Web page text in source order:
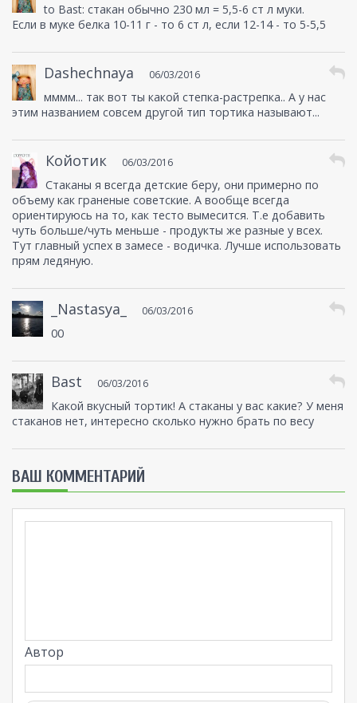
to Bast: стакан обычно 230 мл = 5,5-6 ст л муки.
Если в муке белка 10-11 г - то 6 ст л, если 12-14 - то 5-5,5
Dashechnaya 06/03/2016
мммм... так вот ты какой степка-растрепка.. А у нас
этим названием совсем другой тип тортика называют...
Койотик 06/03/2016
Стаканы я всегда детские беру, они примерно по
объему как граненые советские. А вообще всегда
ориентируюсь на то, как тесто вымесится. Т.е добавить
чуть больше/чуть меньше - продукты же разные у всех.
Тут главный успех в замесе - водичка. Лучше использовать
прям ледяную.
_Nastasya_ 06/03/2016
00
Bast 06/03/2016
Какой вкусный тортик! А стаканы у вас какие? У меня
стаканов нет, интересно сколько нужно брать по весу
ВАШ КОММЕНТАРИЙ
Автор